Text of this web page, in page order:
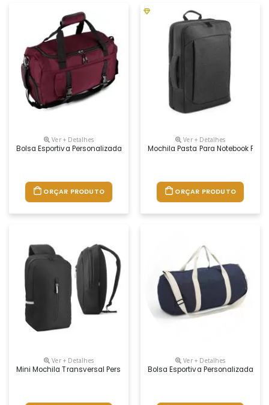
Ver + Detalhes
Bolsa Esportiva Personalizada
ORÇAR PRODUTO
Ver + Detalhes
Mochila Pasta Para Notebook
ORÇAR PRODUTO
Ver + Detalhes
Mini Mochila Transversal Personalizada
Ver + Detalhes
Bolsa Esportiva Personalizada